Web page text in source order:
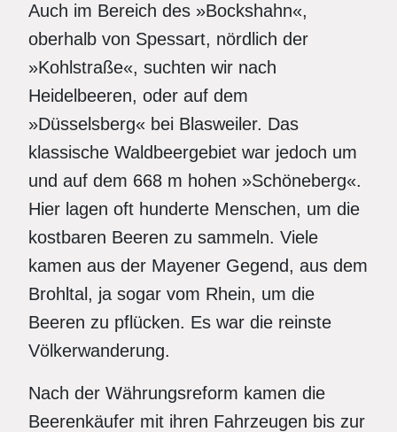
Auch im Bereich des »Bockshahn«,
oberhalb von Spessart, nördlich der
»Kohlstraße«, suchten wir nach
Heidelbeeren, oder auf dem
»Düsselsberg« bei Blasweiler. Das
klassische Waldbeergebiet war jedoch um
und auf dem 668 m hohen »Schöneberg«.
Hier lagen oft hunderte Menschen, um die
kostbaren Beeren zu sammeln. Viele
kamen aus der Mayener Gegend, aus dem
Brohltal, ja sogar vom Rhein, um die
Beeren zu pflücken. Es war die reinste
Völkerwanderung.
Nach der Währungsreform kamen die
Beerenkäufer mit ihren Fahrzeugen bis zur